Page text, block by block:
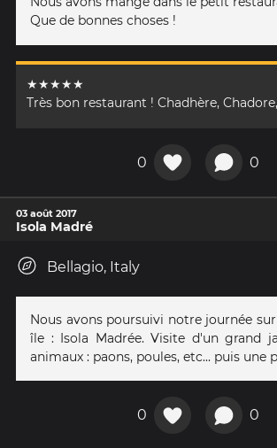
Que de bonnes choses !
★★★★★
Très bon restaurant ! Chadhère,
0 0
03 août 2017
Isola Madré
Bellagio, Italy
Nous avons poursuivi notre journée
île : Isola Madrée. Visite d'un grand
animaux : paons, poules, etc... puis une
0 0